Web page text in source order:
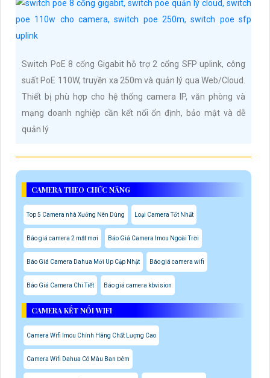
Switch PoE 8 cổng Gigabit hỗ trợ 2 cổng SFP uplink, công
suất PoE 110W, truyền xa 250m và quản lý qua Web/Cloud.
Thiết bị phù hợp cho hệ thống camera IP, văn phòng và
mạng doanh nghiệp cần kết nối ổn định, bảo mật và dễ
quản lý
CAMERA THEO CHỨC NĂNG
Top 5 Camera nhà Xưởng Nên Dùng Loại Camera Tốt Nhất
Báo giá camera 2 mắt mơi Báo Giá Camera Imou Ngoài Trời
Báo Giá Camera Dahua Mới Up Cập Nhật Báo giá camera wifi
Báo Giá Camera Chi Tiết Báo giá camera kbvision
CAMERA KẾT NỐI WIFI
Camera Wifi Imou Chính Hãng Chất Lượng Cao
Camera Wifi Dahua Có Màu Ban Đêm